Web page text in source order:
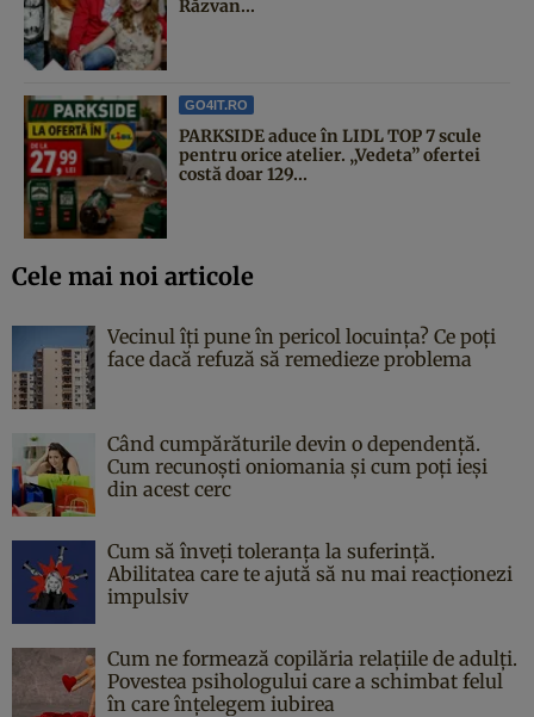
Răzvan...
GO4IT.RO
PARKSIDE aduce în LIDL TOP 7 scule
pentru orice atelier. „Vedeta” ofertei
costă doar 129...
Cele mai noi articole
Vecinul îți pune în pericol locuința? Ce poți
face dacă refuză să remedieze problema
Când cumpărăturile devin o dependență.
Cum recunoști oniomania și cum poți ieși
din acest cerc
Cum să înveți toleranța la suferință.
Abilitatea care te ajută să nu mai reacționezi
impulsiv
Cum ne formează copilăria relațiile de adulți.
Povestea psihologului care a schimbat felul
în care înțelegem iubirea